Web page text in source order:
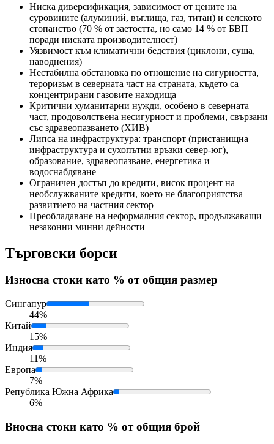
Ниска диверсификация, зависимост от цените на
суровините (алуминий, въглища, газ, титан) и селското
стопанство (70 % от заетостта, но само 14 % от БВП
поради ниската производителност)
Уязвимост към климатични бедствия (циклони, суша,
наводнения)
Нестабилна обстановка по отношение на сигурността,
тероризъм в северната част на страната, където са
концентрирани газовите находища
Критични хуманитарни нужди, особено в северната
част, продоволствена несигурност и проблеми, свързани
със здравеопазването (ХИВ)
Липса на инфраструктура: транспорт (пристанищна
инфраструктура и сухопътни връзки север-юг),
образование, здравеопазване, енергетика и
водоснабдяване
Ограничен достъп до кредити, висок процент на
необслужваните кредити, което не благоприятства
развитието на частния сектор
Преобладаване на неформалния сектор, продължаващи
незаконни минни дейности
Търговски борси
Износна стоки като % от общия размер
Сингапур
44%
Китай
15%
Индия
11%
Европа
7%
Република Южна Африка
6%
Вносна стоки като % от общия брой